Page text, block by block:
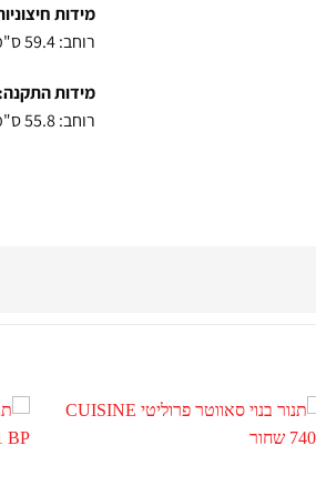
מידות
רוחב: 59.4 ס"מ, עומק: 49.8 ס"מ, גובה: 59.4 ס"מ.
מידות התקנה:
רוחב: 55.8 ס"מ, עומק: 57 ס"מ, גובה: 58.7 ס"מ.